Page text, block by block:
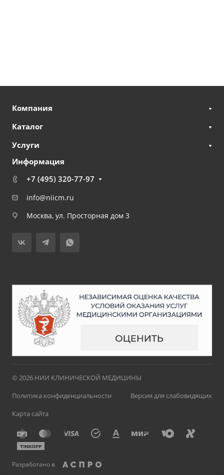
Компания
Каталог
Услуги
Информация
+7 (495) 320-77-97
info@niicm.ru
Москва, ул. Просторная дом 3
© 2026 НИИ КЛИНИЧЕСКОЙ МЕДИЦИНЫ
Политика конфиденциальности
Версия для слабовидящих
Карта сайта
Разработано в